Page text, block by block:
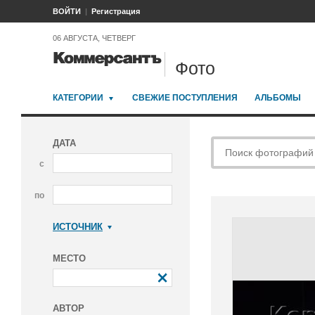
ВОЙТИ Регистрация
06 АВГУСТА, ЧЕТВЕРГ
Фото
КАТЕГОРИИ СВЕЖИЕ ПОСТУПЛЕНИЯ АЛЬБОМЫ
ДАТА
с
по
ИСТОЧНИК
МЕСТО
АВТОР